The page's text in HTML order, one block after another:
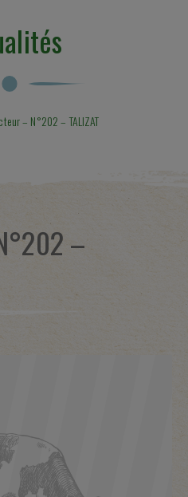
: – N°202 – TALIZAT
–